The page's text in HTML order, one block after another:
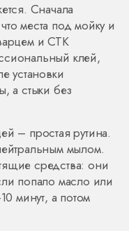
Сначала
места под мойку и
и СТК
клей,
установки
а стыки без
– простая рутина.
мылом.
средства: они
попало масло или
минут, а потом